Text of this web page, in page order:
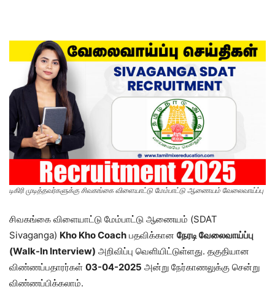
டிகிரி முடித்தவர்களுக்கு சிவகங்கை விளையாட்டு மேம்பாட்டு ஆணையம் வேலைவாய்ப்பு
சிவகங்கை விளையாட்டு மேம்பாட்டு ஆணையம் (SDAT
Sivaganga) Kho Kho Coach பதவிக்கான நேரடி வேலைவாய்ப்பு
(Walk-In Interview) அறிவிப்பு வெளியிட்டுள்ளது. தகுதியான
விண்ணப்பதாரர்கள் 03-04-2025 அன்று நேர்காணலுக்கு சென்று
விண்ணப்பிக்கலாம்.